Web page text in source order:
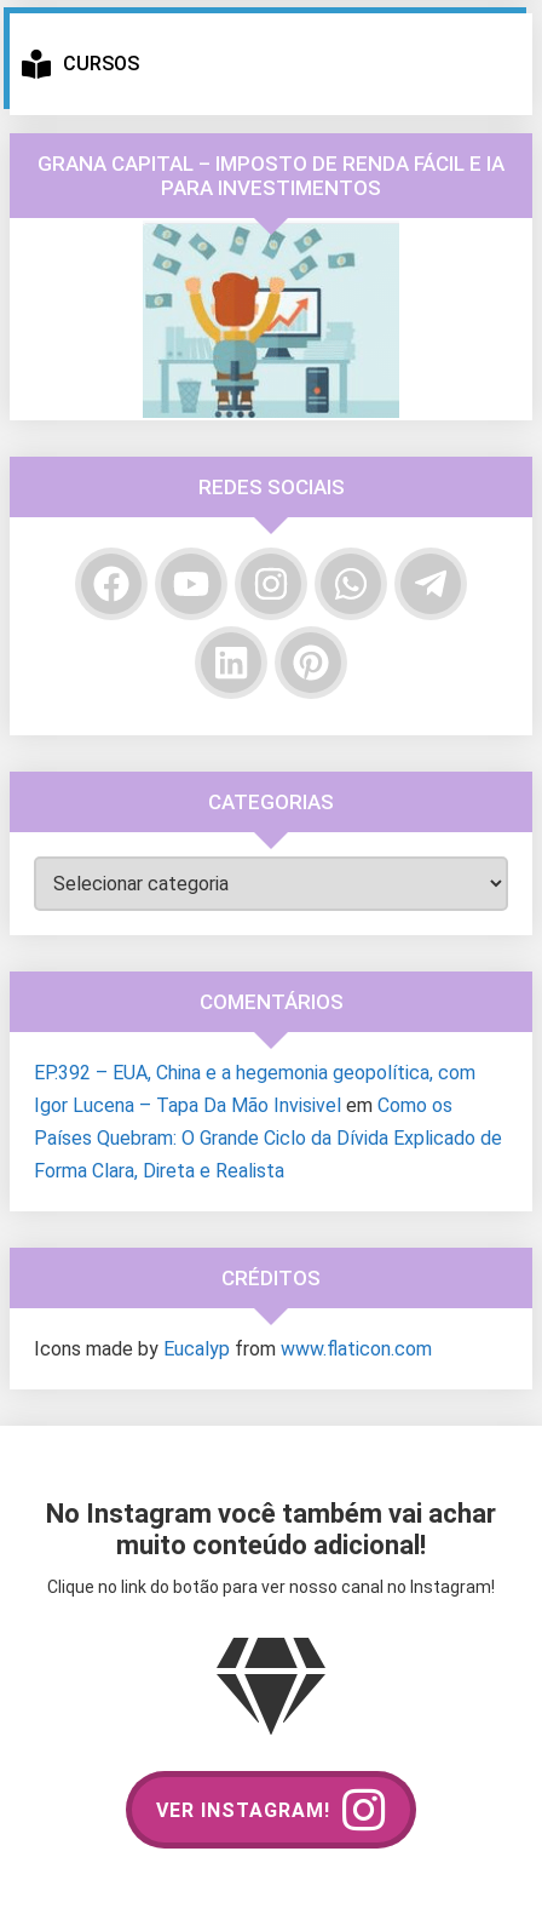
CURSOS
GRANA CAPITAL – IMPOSTO DE RENDA FÁCIL E IA
PARA INVESTIMENTOS
REDES SOCIAIS
CATEGORIAS
Categorias
COMENTÁRIOS
EP.392 – EUA, China e a hegemonia geopolítica, com
Igor Lucena – Tapa Da Mão Invisivel em Como os
Países Quebram: O Grande Ciclo da Dívida Explicado de
Forma Clara, Direta e Realista
CRÉDITOS
Icons made by Eucalyp from www.flaticon.com
No Instagram você também vai achar
muito conteúdo adicional!
Clique no link do botão para ver nosso canal no Instagram!
VER INSTAGRAM!